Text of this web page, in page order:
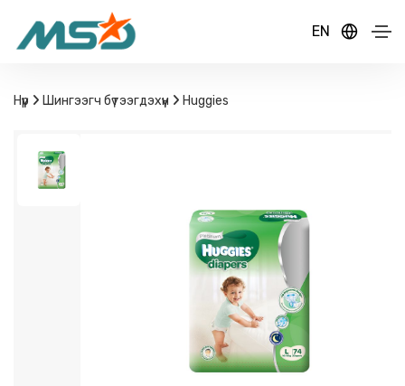
EN
Нүүр Шингээгч бүтээгдэхүүн Huggies